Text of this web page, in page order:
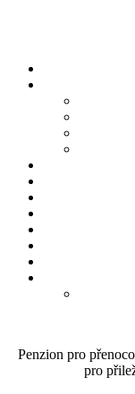
Penzion pro
pro